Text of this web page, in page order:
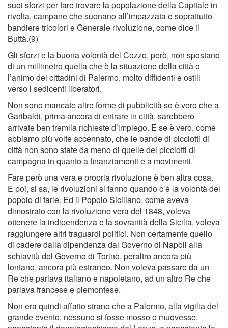
suoi sforzi per fare trovare la popolazione della Capitale in
rivolta, campane che suonano all’impazzata e soprattutto
bandiere tricolori e Generale rivoluzione, come dice il
Buttà.(9)
Gli sforzi e la buona volontà del Cozzo, però, non spostano
di un millimetro quella che è la situazione della città o
l’animo dei cittadini di Palermo, molto difﬁdenti e ostili
verso i sedicenti liberatori.
Non sono mancate altre forme di pubblicità se è vero che a
Garibaldi, prima ancora di entrare in città, sarebbero
arrivate ben tremila richieste d’impiego. E se è vero, come
abbiamo più volte accennato, che le bande di picciotti di
città non sono state da meno di quelle dei picciotti di
campagna in quanto a ﬁnanziamenti e a movimenti.
Fare però una vera e propria rivoluzione è ben altra cosa.
E poi, si sa, le rivoluzioni si fanno quando c’è la volontà del
popolo di farle. Ed il Popolo Siciliano, come aveva
dimostrato con la rivoluzione vera del 1848, voleva
ottenere la indipendenza e la sovranità della Sicilia, voleva
raggiungere altri traguardi politici. Non certamente quello
di cadere dalla dipendenza dal Governo di Napoli alla
schiavitù del Governo di Torino, peraltro ancora più
lontano, ancora più estraneo. Non voleva passare da un
Re che parlava italiano e napoletano, ad un altro Re che
parlava francese e piemontese.
Non era quindi affatto strano che a Palermo, alla vigilia del
grande evento, nessuno si fosse mosso o muovesse,